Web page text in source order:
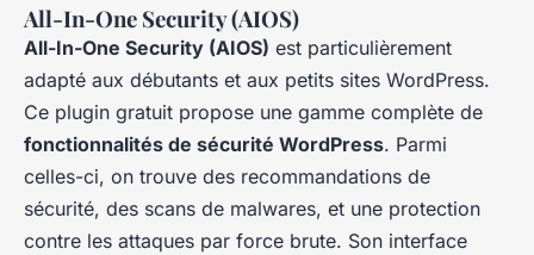
All-In-One Security (AIOS)
All-In-One Security (AIOS) est particulièrement
adapté aux débutants et aux petits sites WordPress.
Ce plugin gratuit propose une gamme complète de
fonctionnalités de sécurité WordPress. Parmi
celles-ci, on trouve des recommandations de
sécurité, des scans de malwares, et une protection
contre les attaques par force brute. Son interface